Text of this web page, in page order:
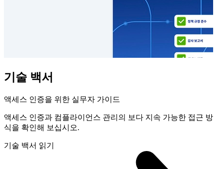
기술 백서
액세스 인증을 위한 실무자 가이드
액세스 인증과 컴플라이언스 관리의 보다 지속 가능한 접근 방
식을 확인해 보십시오.
기술 백서 읽기